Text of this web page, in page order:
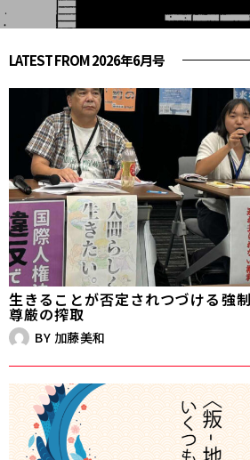
LATEST FROM 2026年6月号
生きることが否定されつづける――強
尊厳の搾取
BY 加藤美和